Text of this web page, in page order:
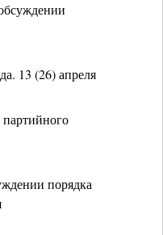
13 (26) апреля
порядка